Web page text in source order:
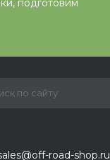
подготовим
road-shop.ru